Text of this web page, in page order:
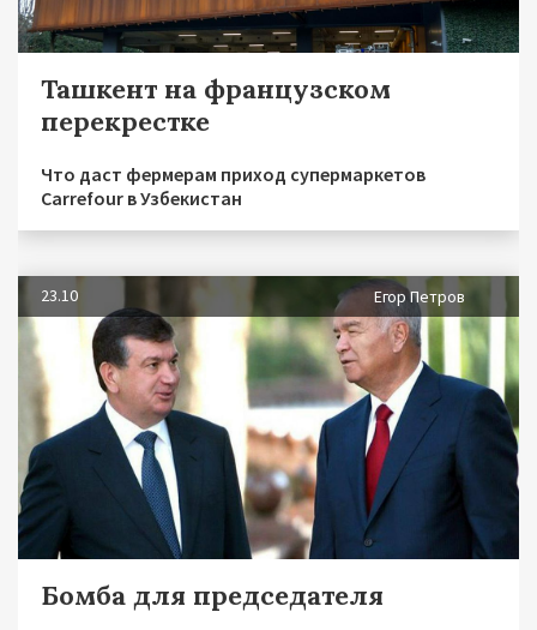
Ташкент на французском
перекрестке
Что даст фермерам приход супермаркетов
Carrefour в Узбекистан
23.10 Егор Петров
Бомба для председателя